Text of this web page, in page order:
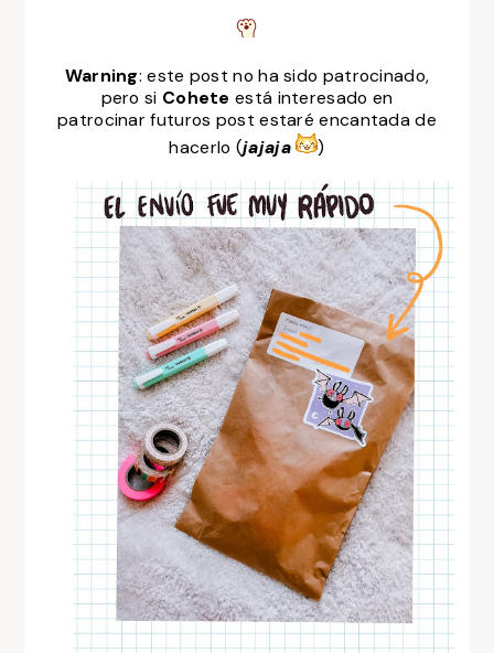
Warning: este post no ha sido patrocinado,
pero si Cohete está interesado en
patrocinar futuros post estaré encantada de
hacerlo (jajaja )